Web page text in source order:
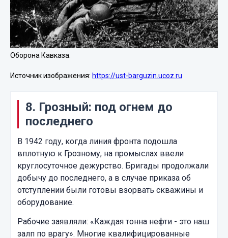
Оборона Кавказа.
Источник изображения: https://ust-barguzin.ucoz.ru
8. Грозный: под огнем до
последнего
В 1942 году, когда линия фронта подошла
вплотную к Грозному, на промыслах ввели
круглосуточное дежурство. Бригады продолжали
добычу до последнего, а в случае приказа об
отступлении были готовы взорвать скважины и
оборудование.
Рабочие заявляли: «Каждая тонна нефти - это наш
залп по врагу». Многие квалифицированные